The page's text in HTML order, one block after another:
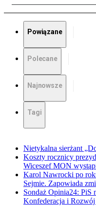
Powiązane
Polecane
Najnowsze
Tagi
Nietykalna sierżant
Koszty rocznicy
Wiceszef MON
Karol Nawrocki po
Sejmie. Zapowiada
Sondaż Opinia24: PiS
Konfederacja i Rozwój